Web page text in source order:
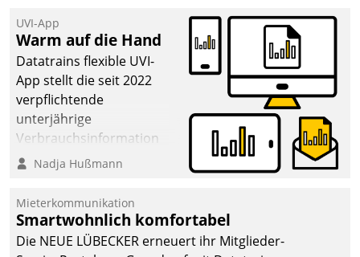
UVI-App
Warm auf die Hand
Datatrains flexible UVI-
App stellt die seit 2022
verpflichtende
unterjährige
Verbrauchsinformation
schnell, zuverlässig und
Die monatlichen
Mitteilungen zum
Heizungs- und
Nadja Hußmann
Mieterkommunikation
Smartwohnlich komfortabel
Die NEUE LÜBECKER erneuert ihr Mitglieder-